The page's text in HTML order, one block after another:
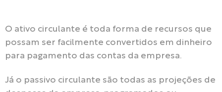
O ativo circulante é toda forma de recursos que
possam ser facilmente convertidos em dinheiro
para pagamento das contas da empresa.
Já o passivo circulante são todas as projeções de